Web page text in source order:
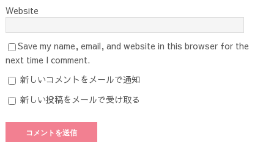
Website
Save my name, email, and website in this browser for the
next time I comment.
新しいコメントをメールで通知
新しい投稿をメールで受け取る